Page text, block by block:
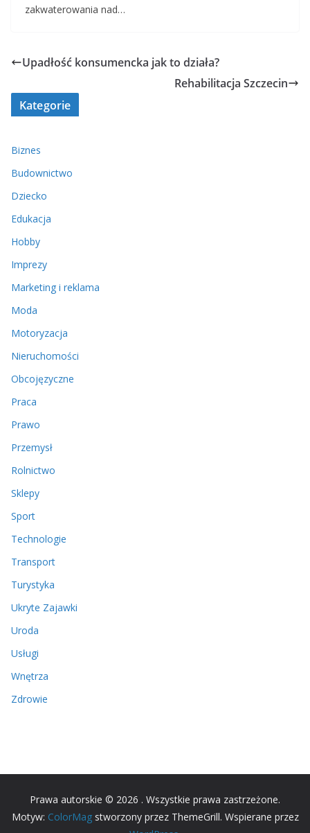
zakwaterowania nad…
Upadłość konsumencka jak to działa?
Rehabilitacja Szczecin
Kategorie
Biznes
Budownictwo
Dziecko
Edukacja
Hobby
Imprezy
Marketing i reklama
Moda
Motoryzacja
Nieruchomości
Obcojęzyczne
Praca
Prawo
Przemysł
Rolnictwo
Sklepy
Sport
Technologie
Transport
Turystyka
Ukryte Zajawki
Uroda
Usługi
Wnętrza
Zdrowie
Prawa autorskie © 2026 . Wszystkie prawa zastrzeżone.
Motyw: ColorMagstworzony przez ThemeGrill. Wspierane przez